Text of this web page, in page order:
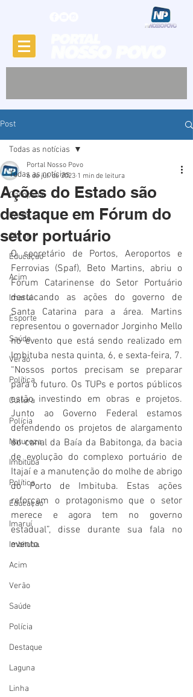
Post
Todas as notícias
Garopaba
Porto
Obras
Educação
Acim
Imaruí
Esporte
Saúde
Verão
Política
Cultura
Polícia
Natureza
Imbituba
Política
Educação
Imaruí
Imbituba
Acim
Verão
Saúde
Polícia
Destaque
Laguna
Linha
Todas as notícias
Ações do Estado são
destaque em Fórum do
setor portuário
Portal Nosso Povo
6 de jul. de 2023 1 min de leitura
O secretário de Portos, Aeroportos e
Ferrovias (Spaf), Beto Martins, abriu o
Fórum Catarinense do Setor Portuário
destacando as ações do governo de
Santa Catarina para a área. Martins
representou o governador Jorginho Mello
no evento que está sendo realizado em
Imbituba nesta quinta, 6, e sexta-feira, 7.
“Nossos portos precisam se preparar
para o futuro. Os TUPs e portos públicos
estão investindo em obras e projetos.
Junto ao Governo Federal estamos
defendendo os projetos de alargamento
do canal da Baía da Babitonga, da bacia
de evolução do complexo portuário de
Itajaí e a manutenção do molhe de abrigo
do Porto de Imbituba. Estas ações
reforçam o protagonismo que o setor
merece e agora tem no governo
estadual”, disse durante sua fala no
evento.